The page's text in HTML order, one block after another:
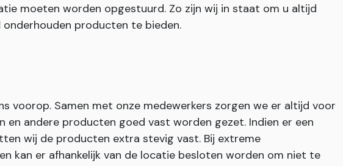
moeten worden opgestuurd. Zo zijn wij in staat om u altijd
producten te bieden.
voorop. Samen met onze medewerkers zorgen we er altijd voor
andere producten goed vast worden gezet. Indien er een
wij de producten extra stevig vast. Bij extreme
kan er afhankelijk van de locatie besloten worden om niet te